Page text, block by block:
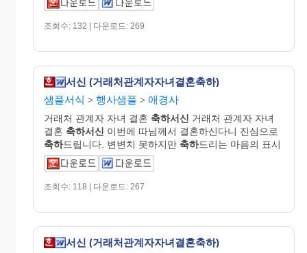
조회수: 132 | 다운로드: 269
서신 (거래처관계자자녀결혼축하)
샘플서식 > 행사샘플 > 애경사
거래처 관계자 자녀 결혼 축하서신 거래처 관계자 자녀
결혼 축하서신 이번에 따님께서 결혼하신다니 진심으로
축하드립니다. 변변치 못하지만 축하드리는 마음의 표시
조회수: 118 | 다운로드: 267
서신 (거래처관계자자녀결혼축하)